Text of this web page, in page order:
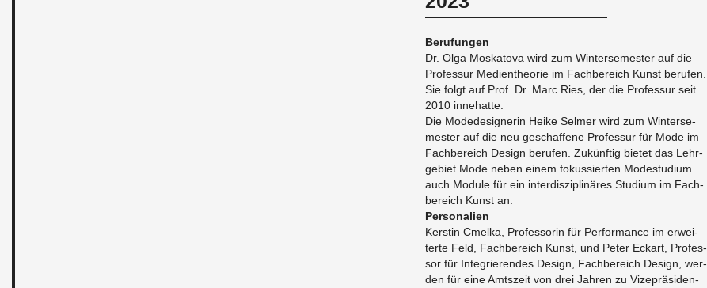
Be­ru­fun­gen
Dr. Olga Mos­ka­to­va wird zum Win­ter­se­mes­ter auf die
Pro­fes­sur Me­di­en­theo­rie im Fach­be­reich Kunst be­ru­fen.
Sie folgt auf Prof. Dr. Marc Ries, der die Pro­fes­sur seit
2010 in­ne­hat­te.
Die Mo­de­de­si­gne­rin Heike Sel­mer wird zum Win­ter­se­
mes­ter auf die neu ge­schaf­fe­ne Pro­fes­sur für Mode im
Fach­be­reich De­sign be­ru­fen. Zu­künf­tig bie­tet das Lehr­
ge­biet Mode neben einem fo­kus­sier­ten Mo­de­stu­di­um
auch Mo­du­le für ein in­ter­dis­zi­pli­nä­res Stu­di­um im Fach­
be­reich Kunst an.
Per­so­na­li­en
Kers­tin Cmel­ka, Pro­fes­so­rin für Per­for­mance im er­wei­
ter­te Feld, Fach­be­reich Kunst, und Peter Eck­art, Pro­fes­
sor für In­te­grie­ren­des De­sign, Fach­be­reich De­sign, wer­
den für eine Amts­zeit von drei Jah­ren zu Vi­ze­prä­si­den­